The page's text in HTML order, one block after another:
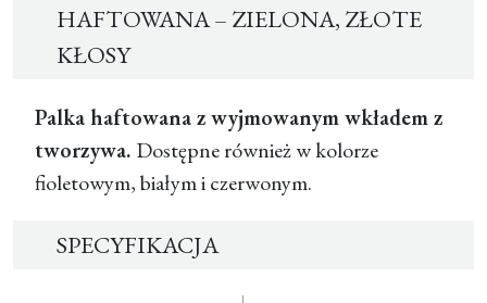
HAFTOWANA – ZIELONA, ZŁOTE
KŁOSY
Palka haftowana z wyjmowanym wkładem z
tworzywa. Dostępne również w kolorze
fioletowym, białym i czerwonym.
SPECYFIKACJA